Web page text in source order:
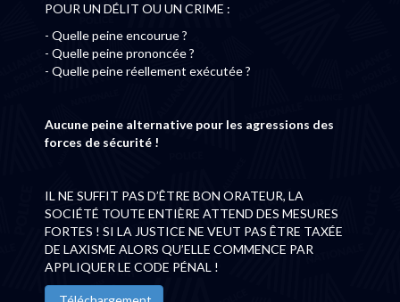
POUR UN DÉLIT OU UN CRIME :
- Quelle peine encourue ?
- Quelle peine prononcée ?
- Quelle peine réellement exécutée ?
Aucune peine alternative pour les agressions des
forces de sécurité !
IL NE SUFFIT PAS D’ÊTRE BON ORATEUR, LA
SOCIÉTÉ TOUTE ENTIÈRE ATTEND DES MESURES
FORTES ! SI LA JUSTICE NE VEUT PAS ÊTRE TAXÉE
DE LAXISME ALORS QU’ELLE COMMENCE PAR
APPLIQUER LE CODE PÉNAL !